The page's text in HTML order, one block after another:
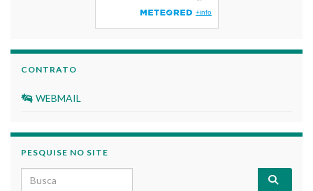
CONTRATO
WEBMAIL
PESQUISE NO SITE
Search for: